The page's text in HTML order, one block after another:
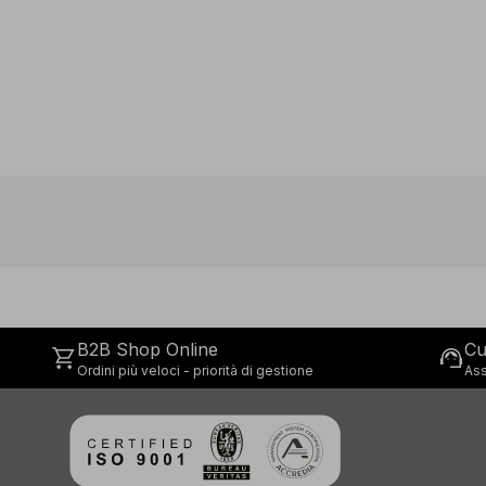
shopping_cartB2B Shop Online
Ordini più veloci - priorità di gestione support_agent